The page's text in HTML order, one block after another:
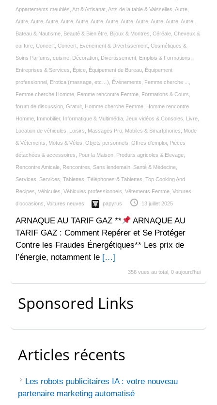
Appartements meublés Art & Artisanat, Arts de la table & Vaisselles Autre,
Autre, Autre, Autre, Autre, Autre, Autre, Autre, Autre, Autre, Autre, Autre, Autre,
Bateau & Nautisme, Beauté & Bien être, Bijoux & Montres Céréale‎, Cheveux &
coiffure, Concert, Concert, Evenement & Divertissement, Cosmétiques &
Soins Parfums cuisine, Décoration, Divertissement, Emplois & Formations
Entreprises & Services Épice‎, Équipement de Bureau, Équipement
professionnel Erotica (massage, etc…) Événements Femme cherche ...
Femme cherche Homme, Femme rencontre Femme, Formations & Cours
forum de discussion, Gratuit, Homme cherche Femme, Homme rencontre
Homme, Immobilier, Informatique & Multimédia Jeux vidéos & Consoles Livre,
Location de véhicules Loisirs Massages Pro, Mobiles & Smartphones Mode
& Vêtements Motos & Vélos Objets personnels Offres d’emploi, Pièces
détachées & accessoires Pour la Maison, Produits agricoles & Elevage,
Rencontre Amicale, Rencontres Sans lendemain, Santé & Médecine,
Services Services Tablettes Téléphones & Tablettes Top Cooking And
Recipes Véhicules Véhicules professionnels Vêtements Femme, Voitures
d’occasions Voitures neuves papyrus 13 juillet 2025
ARNAQUE AU TARIF GAZ **
ARNAQUE AU
TARIF GAZ : Comment Repérer et Se Protéger
Contre les Fraudes Énergétiques** Les prix de
l’énergie, notamment le […]
356 vues au total, 0 aujourd'hui
Sponsored Links
Articles récents
Les robots publicitaires IA : votre nouveau
partenaire marketing automatisé